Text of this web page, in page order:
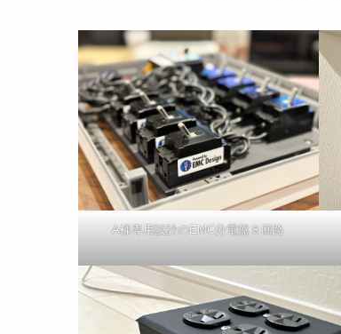
A様専用設計のEMC分電盤８回路